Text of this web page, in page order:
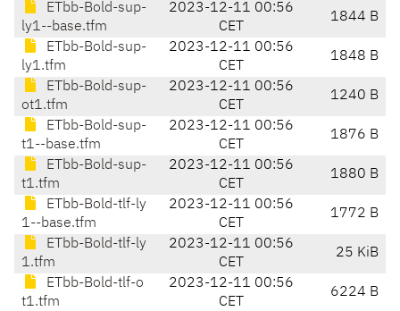
ETbb-Bold-sup-
ly1--base.tfm
2023-12-11 00:56
CET
1844 B
ETbb-Bold-sup-
ly1.tfm
2023-12-11 00:56
CET
1848 B
ETbb-Bold-sup-
ot1.tfm
2023-12-11 00:56
CET
1240 B
ETbb-Bold-sup-
t1--base.tfm
2023-12-11 00:56
CET
1876 B
ETbb-Bold-sup-
t1.tfm
2023-12-11 00:56
CET
1880 B
ETbb-Bold-tlf-ly
1--base.tfm
2023-12-11 00:56
CET
1772 B
ETbb-Bold-tlf-ly
1.tfm
2023-12-11 00:56
CET
25 KiB
ETbb-Bold-tlf-o
t1.tfm
2023-12-11 00:56
CET
6224 B